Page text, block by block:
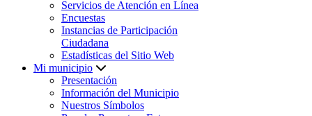
Servicios de Atención en Línea
Encuestas
Instancias de Participación
Ciudadana
Estadísticas del Sitio Web
Mi municipio
Presentación
Información del Municipio
Nuestros Símbolos